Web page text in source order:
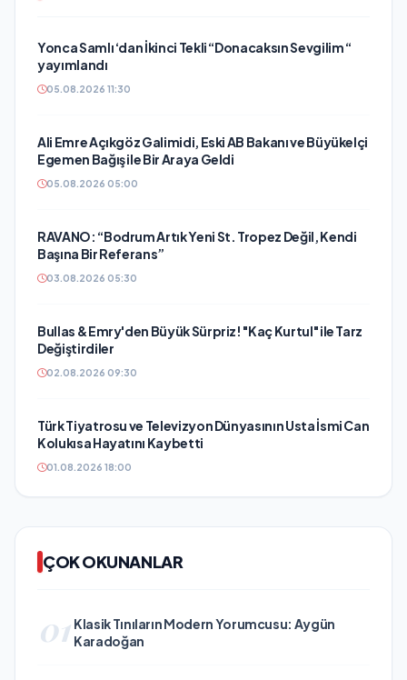
Yonca Samlı ‘dan İkinci Tekli “Donacaksın Sevgilim “
yayımlandı
05.08.2026 11:30
Ali Emre Açıkgöz Galimidi, Eski AB Bakanı ve Büyükelçi
Egemen Bağış ile Bir Araya Geldi
05.08.2026 05:00
RAVANO: “Bodrum Artık Yeni St. Tropez Değil, Kendi
Başına Bir Referans”
03.08.2026 05:30
Bullas & Emry'den Büyük Sürpriz! "Kaç Kurtul" ile Tarz
Değiştirdiler
02.08.2026 09:30
Türk Tiyatrosu ve Televizyon Dünyasının Usta İsmi Can
Kolukısa Hayatını Kaybetti
01.08.2026 18:00
ÇOK OKUNANLAR
01 Klasik Tınıların Modern Yorumcusu: Aygün
Karadoğan